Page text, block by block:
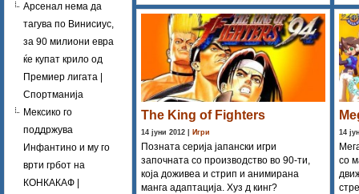
Арсенал нема да
тагува по Винисиус,
за 90 милиони евра
ќе купат крило од
Премиер лигата |
Спортманија
Мексико го
поддржува
Инфантино и му го
врти грбот на
КОНКАКАФ |
The King of Fighters
14 јуни 2012 | Игри
Позната серија јапански игри
започната со производство во 90-ти,
која доживеа и стрип и анимирана
манга адаптација. Хуз д кинг?
14
со